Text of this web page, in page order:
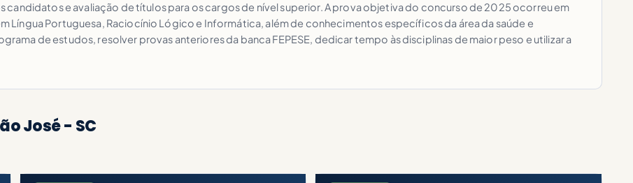
e avaliação de títulos para os cargos de nível superior. A prova objetiva do concurso de 2025 ocorreu em
Língua Portuguesa, Raciocínio Lógico e Informática, além de conhecimentos específicos da área da saúde e
de estudos, resolver provas anteriores da banca FEPESE, dedicar tempo às disciplinas de maior peso e utilizar a
José - SC